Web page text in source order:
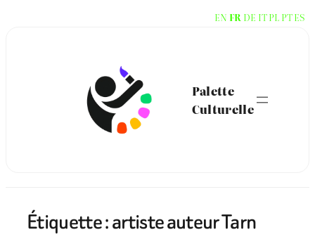
Palette
Culturelle
Étiquette :artiste auteur Tarn
EN FR DE ITPL PTES